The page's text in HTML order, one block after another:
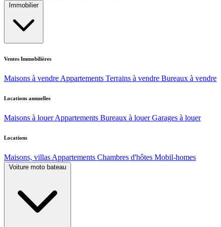
Immobilier
Ventes Immobilières
Maisons à vendre Appartements Terrains à vendre Bureaux à vendre
Locations annuelles
Maisons à louer Appartements Bureaux à louer Garages à louer
Locations
Maisons, villas Appartements Chambres d'hôtes Mobil-homes
Voiture moto bateau